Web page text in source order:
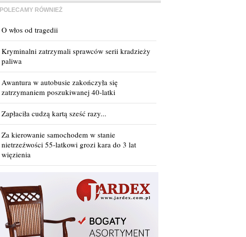
POLECAMY RÓWNIEŻ
O włos od tragedii
Kryminalni zatrzymali sprawców serii kradzieży
paliwa
Awantura w autobusie zakończyła się
zatrzymaniem poszukiwanej 40-latki
Zapłaciła cudzą kartą sześć razy...
Za kierowanie samochodem w stanie
nietrzeźwości 55-latkowi grozi kara do 3 lat
więzienia